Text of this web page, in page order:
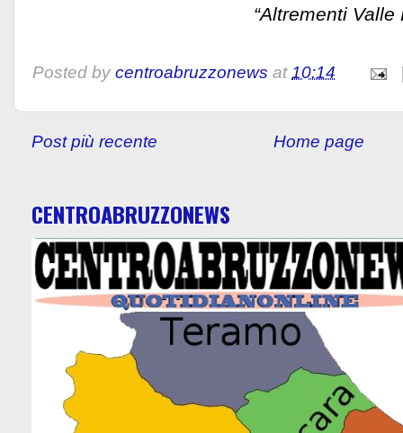
“Altrementi Valle
Posted by centroabruzzonews at10:14
Post più recente Home page
CENTROABRUZZONEWS